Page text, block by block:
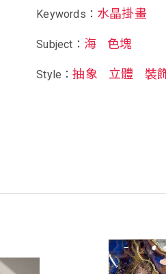
Keywords： 水晶掛畫
Subject： 海 色塊
Style：抽象 立體 裝